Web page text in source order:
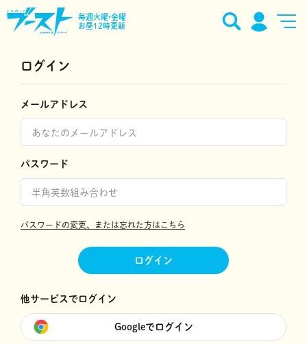
毎週火曜•金曜
お昼12時更新
ログイン
メールアドレス
パスワード
パスワードの変更、または忘れた方はこちら
ログイン
他サービスでログイン
Googleでログイン